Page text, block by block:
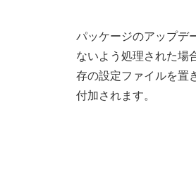
パッケージのアップデ
ないよう処理された場
存の設定ファイルを置
付加されます。